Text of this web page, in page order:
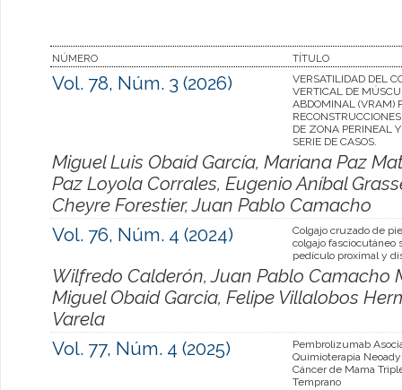
NÚMERO TÍTULO
Vol. 78, Núm. 3 (2026)
VERSATILIDAD DEL
VERTICAL DE
ABDOMINAL (VRAM)
DE ZONA PERINEAL
SERIE DE CASOS.
Miguel Luis Obaíd García, Mariana Paz
Paz Loyola Corrales, Eugenio Aníbal
Cheyre Forestier, Juan Pablo Camacho
Vol. 76, Núm. 4 (2024)
Colgajo cruzado de
colgajo fasciocutáneo
pedículo proximal y
Wilfredo Calderón, Juan Pablo Camacho
Miguel Obaid Garcia, Felipe Villalobos
Varela
Vol. 77, Núm. 4 (2025)
Pembrolizumab
Quimioterapia
Cáncer de Mama
Temprano